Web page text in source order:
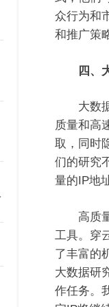
众行为和
和推广策
四、
大数据
质量和高
取，同时
们的研究
量的IP地
高质量
工具。穿
了丰富的
大数据研
作任务。